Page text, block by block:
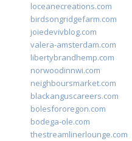
loceanecreations.com
birdsongridgefarm.com
joiedevivblog.com
valera-amsterdam.com
libertybrandhemp.com
norwoodinnwi.com
neighboursmarket.com
blackanguscareers.com
bolesfororegon.com
bodega-ole.com
thestreamlinerlounge.com